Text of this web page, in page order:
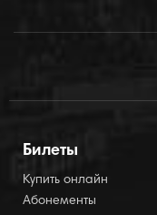
Билеты
Купить онлайн
Абонементы